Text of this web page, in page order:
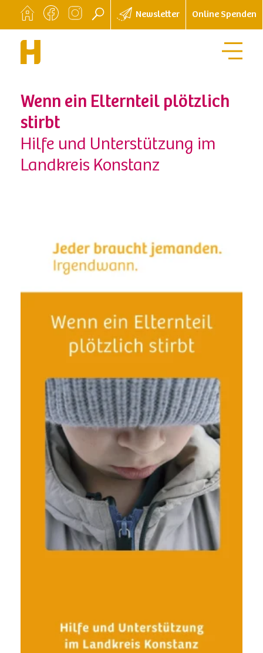
Newsletter Online Spenden
Wenn ein Elternteil plötzlich
stirbt
Hilfe und Unterstützung im
Landkreis Konstanz